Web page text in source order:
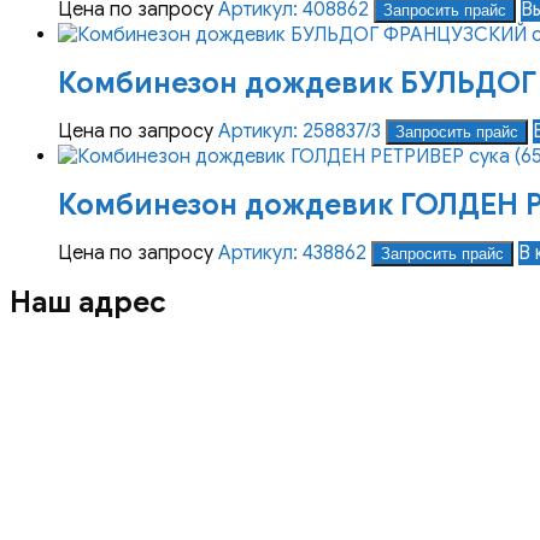
Цена по запросу Артикул: 408862 Запросить прайс
Комбинезон дождевик
Цена по запросу Артикул: 258837/3 Запросить прайс
Комбинезон дождевик ГОЛДЕН
Цена по запросу Артикул: 438862 Запросить прайс В
Наш адрес